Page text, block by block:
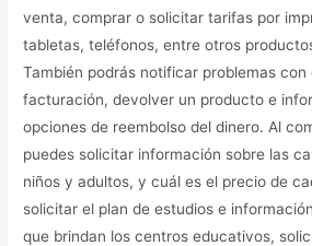
venta, comprar o solicitar tarifas por
tabletas, teléfonos, entre otros
También podrás notificar problemas con
facturación, devolver un producto e
opciones de reembolso del dinero. Al
puedes solicitar información sobre las
niños y adultos, y cuál es el precio de
solicitar el plan de estudios e
que brindan los centros educativos,